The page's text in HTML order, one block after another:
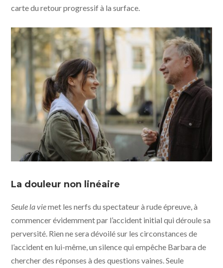
carte du retour progressif à la surface.
Pyramide distribution
La douleur non linéaire
Seule la viemet les nerfs du spectateur à rude épreuve, à
commencer évidemment par l’accident initial qui déroule sa
perversité. Rien ne sera dévoilé sur les circonstances de
l’accident en lui-même, un silence qui empêche Barbara de
chercher des réponses à des questions vaines. Seule